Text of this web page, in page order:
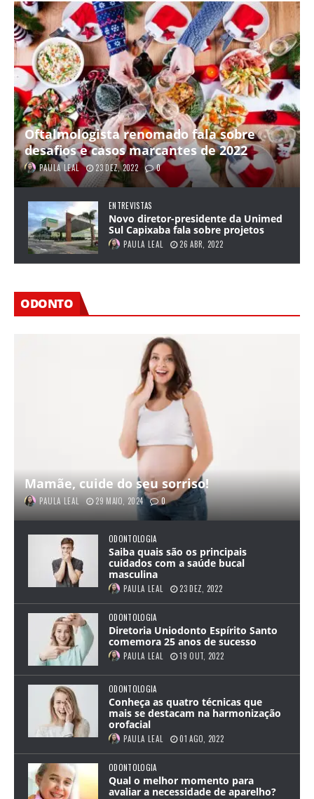
Oftalmologista renomado fala sobre
desafios e casos marcantes de 2022
PAULA LEAL 23 DEZ, 2022 0
ENTREVISTAS
Novo diretor-presidente da Unimed
Sul Capixaba fala sobre projetos
PAULA LEAL 26 ABR, 2022
ODONTO
Mamãe, cuide do seu sorriso!
PAULA LEAL 29 MAIO, 2024 0
ODONTOLOGIA
Saiba quais são os principais
cuidados com a saúde bucal
masculina
PAULA LEAL 23 DEZ, 2022
ODONTOLOGIA
Diretoria Uniodonto Espírito Santo
comemora 25 anos de sucesso
PAULA LEAL 19 OUT, 2022
ODONTOLOGIA
Conheça as quatro técnicas que
mais se destacam na harmonização
orofacial
PAULA LEAL 01 AGO, 2022
ODONTOLOGIA
Qual o melhor momento para
avaliar a necessidade de aparelho?